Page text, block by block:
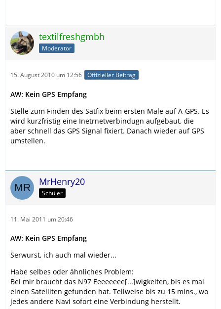
textilfreshgmbh
Moderator
15. August 2010 um 12:56 Offizieller Beitrag
AW: Kein GPS Empfang
Stelle zum Finden des Satfix beim ersten Male auf A-GPS. Es
wird kurzfristig eine Inetrnetverbindugn aufgebaut, die
aber schnell das GPS Signal fixiert. Danach wieder auf GPS
umstellen.
MrHenry20
Schüler
11. Mai 2011 um 20:46
AW: Kein GPS Empfang
Serwurst, ich auch mal wieder...
Habe selbes oder ähnliches Problem:
Bei mir braucht das N97 Eeeeeeee[...]wigkeiten, bis es mal
einen Satelliten gefunden hat. Teilweise bis zu 15 mins., wo
jedes andere Navi sofort eine Verbindung herstellt.